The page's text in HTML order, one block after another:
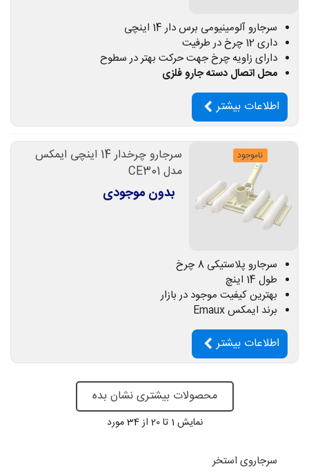
سرجارو آلومینیومی برس دار 14 اینچی
داری 12 چرخ در طرفیت
دارای زاویه چرخ جهت حرکت بهتر در سطوح
محل اتصال دسته جارو فلزی
اطلاعات بیشتر
ناموجود
سرجارو چرخدار 14 اینچی ایمکس
مدل CE301
بدون موجودی
سرجارو پلاستیکی 8 چرخ
طول 14 اینچ
بهترین کیفیت موجود در بازار
برند ایمکس Emaux
اطلاعات بیشتر
محصولات بیشتری نشان بده
نمایش 1 تا 20 از 34 مورد
سرجاروی استخر